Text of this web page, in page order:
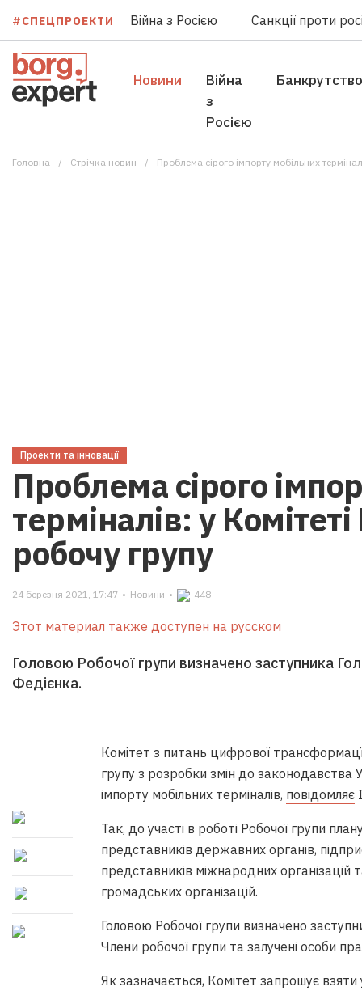
#СПЕЦПРОЕКТИ Війна з Росією Санкції проти
Новини
Війна
з
Росією
Банкрутство
Головна Стрічка новин Проблема сірого імпорту мобільних
Проекти та інновації
Проблема сірого
терміналів: у
робочу групу
24 березня 2021, 17:47 • Новини • 448
Этот материал также доступен на русском
Головою Робочої групи визначено заступника
Федієнка.
Комітет з питань цифрової
групу з розробки змін до законодавства
імпорту мобільних терміналів, повідомляє
Так, до участі в роботі Робочої групи
представників державних органів,
представників міжнародних організацій
громадських організацій.
Головою Робочої групи визначено
Члени робочої групи та залучені особи
Як зазначається, Комітет запрошує